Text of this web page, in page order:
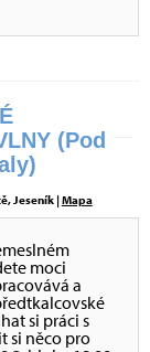
(Pod
Jeseník |Mapa
moci
a
si práci s
si něco pro